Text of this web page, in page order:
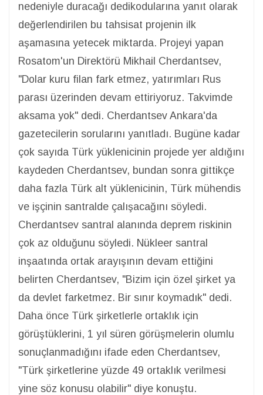
nedeniyle duracağı dedikodularına yanıt olarak
değerlendirilen bu tahsisat projenin ilk
aşamasına yetecek miktarda. Projeyi yapan
Rosatom'un Direktörü Mikhail Cherdantsev,
"Dolar kuru filan fark etmez, yatırımları Rus
parası üzerinden devam ettiriyoruz. Takvimde
aksama yok" dedi. Cherdantsev Ankara'da
gazetecilerin sorularını yanıtladı. Bugüne kadar
çok sayıda Türk yüklenicinin projede yer aldığını
kaydeden Cherdantsev, bundan sonra gittikçe
daha fazla Türk alt yüklenicinin, Türk mühendis
ve işçinin santralde çalışacağını söyledi.
Cherdantsev santral alanında deprem riskinin
çok az olduğunu söyledi. Nükleer santral
inşaatında ortak arayışının devam ettiğini
belirten Cherdantsev, "Bizim için özel şirket ya
da devlet farketmez. Bir sınır koymadık" dedi.
Daha önce Türk şirketlerle ortaklık için
görüştüklerini, 1 yıl süren görüşmelerin olumlu
sonuçlanmadığını ifade eden Cherdantsev,
"Türk şirketlerine yüzde 49 ortaklık verilmesi
yine söz konusu olabilir" diye konuştu.